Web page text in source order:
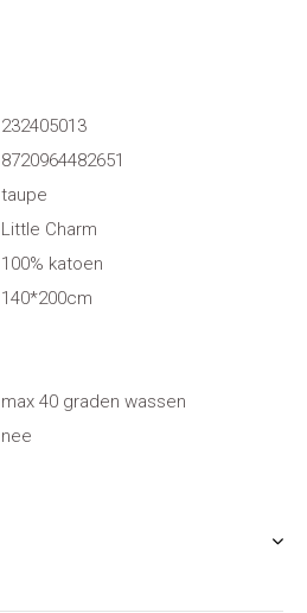
232405013
8720964482651
taupe
Little Charm
100% katoen
140*200cm
max 40 graden wassen
nee